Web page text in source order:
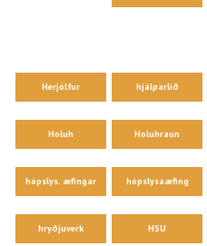
Herjólfur hjálparlið
Holuh Holuhraun
hópslys. æfingar hópslysaæfing
hryðjuverk HSU